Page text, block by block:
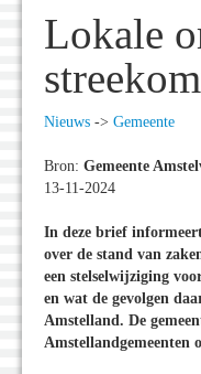
Lokale
Nieuws -> Gemeente
Bron: Gemeente
13-11-2024
In deze brief
over de stand van
een stelselwijziging
en wat de gevolgen
Amstelland. De
Amstellandgemeenten